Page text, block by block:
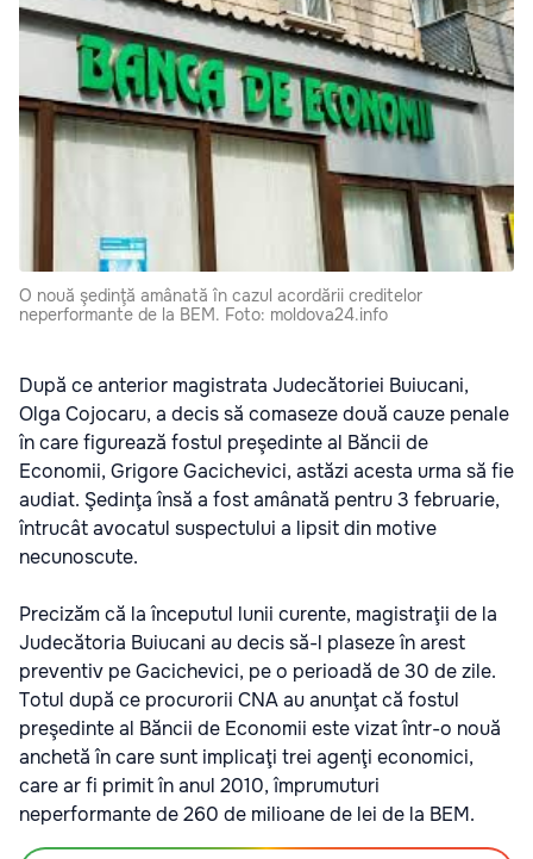
O nouă şedinţă amânată în cazul acordării creditelor
neperformante de la BEM. Foto: moldova24.info
După ce anterior magistrata Judecătoriei Buiucani,
Olga Cojocaru, a decis să comaseze două cauze penale
în care figurează fostul preşedinte al Băncii de
Economii, Grigore Gacichevici, astăzi acesta urma să fie
audiat. Şedinţa însă a fost amânată pentru 3 februarie,
întrucât avocatul suspectului a lipsit din motive
necunoscute.
Precizăm că la începutul lunii curente, magistraţii de la
Judecătoria Buiucani au decis să-l plaseze în arest
preventiv pe Gacichevici, pe o perioadă de 30 de zile.
Totul după ce procurorii CNA au anunţat că fostul
preşedinte al Băncii de Economii este vizat într-o nouă
anchetă în care sunt implicaţi trei agenţi economici,
care ar fi primit în anul 2010, împrumuturi
neperformante de 260 de milioane de lei de la BEM.